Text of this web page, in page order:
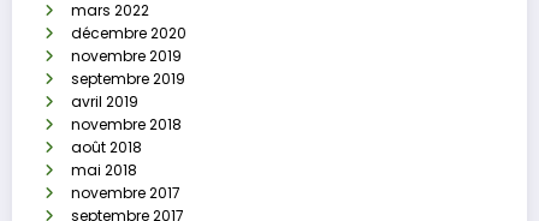
mars 2022
décembre 2020
novembre 2019
septembre 2019
avril 2019
novembre 2018
août 2018
mai 2018
novembre 2017
septembre 2017